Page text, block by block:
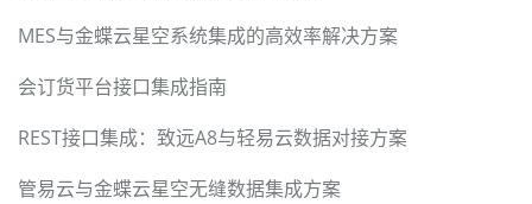
MES与金蝶云星空系统集成的高效率解决方案
会订货平台接口集成指南
REST接口集成：致远A8与轻易云数据对接方案
管易云与金蝶云星空无缝数据集成方案